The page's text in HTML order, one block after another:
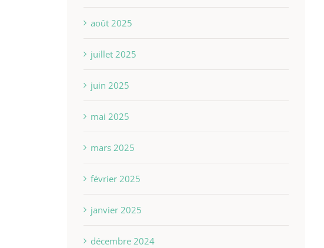
août 2025
juillet 2025
juin 2025
mai 2025
mars 2025
février 2025
janvier 2025
décembre 2024